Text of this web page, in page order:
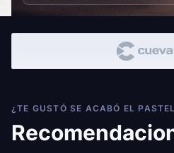
¿TE GUSTÓ SE ACABÓ EL